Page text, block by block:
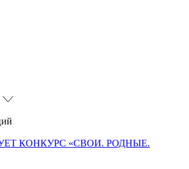
КОНКУРС «СВОИ. РОДНЫЕ.